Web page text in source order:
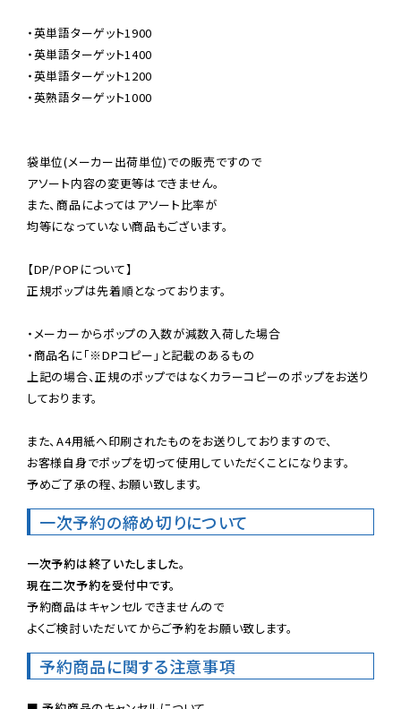
・英単語ターゲット1900
・英単語ターゲット1400
・英単語ターゲット1200
・英熟語ターゲット1000
袋単位(メーカー出荷単位)での販売ですので
アソート内容の変更等はできません。
また、商品によってはアソート比率が
均等になっていない商品もございます。
【DP/POPについて】
正規ポップは先着順となっております。
・メーカーからポップの入数が減数入荷した場合
・商品名に「※DPコピー」と記載のあるもの
上記の場合、正規のポップではなくカラーコピーのポップをお送り
しております。
また、A4用紙へ印刷されたものをお送りしておりますので、
お客様自身でポップを切って使用していただくことになります。
予めご了承の程、お願い致します。
一次予約の締め切りについて
一次予約は終了いたしました。
現在二次予約を受付中です。
予約商品はキャンセルできませんので
よくご検討いただいてからご予約をお願い致します。
予約商品に関する注意事項